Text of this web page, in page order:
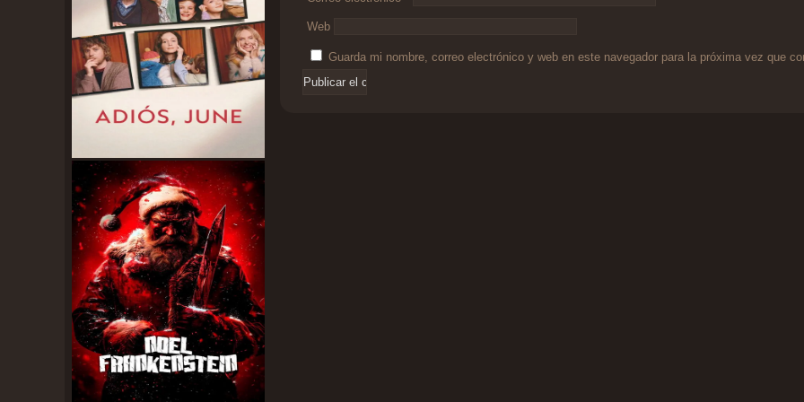
Web
Guarda mi nombre, correo electrónico y web en este navegador para la próxima vez que